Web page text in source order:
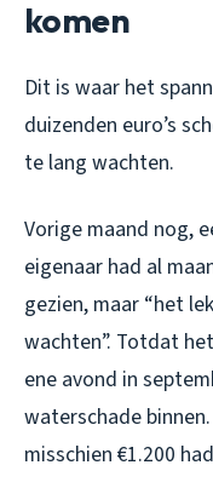
komen
Dit is waar het
duizenden euro’s
te lang wachten.
Vorige maand nog,
eigenaar had al
gezien, maar “het
wachten”. Totdat
ene avond in
waterschade
misschien €1.200